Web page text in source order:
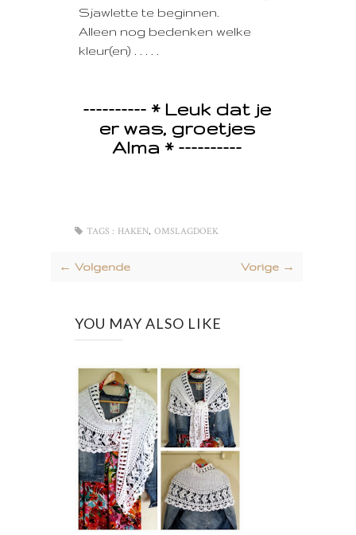
Sjawlette te beginnen.
Alleen nog bedenken welke
kleur(en) . . . . .
---------- * Leuk dat je
er was, groetjes
Alma * ----------
TAGS : HAKEN, OMSLAGDOEK
← Volgende Vorige →
YOU MAY ALSO LIKE